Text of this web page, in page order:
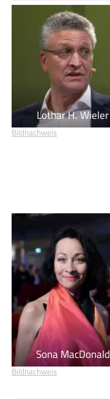
Lothar H. Wieler
Bildnachweis
Sona MacDonald
Bildnachweis